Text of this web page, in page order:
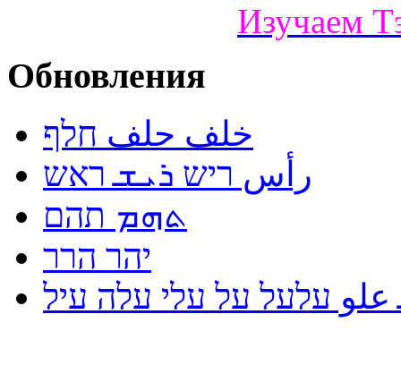
Изучаем
Обновления
خلف حلف חלף
رأس ריש ܪܝܫ ראש
ܬܗܡ תהם
יהר הרר
עלעל על עלי עלה עיל